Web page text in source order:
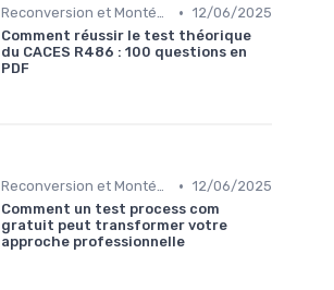
Reconversion et Montée en Compétences • 12/06/2025
Comment réussir le test théorique
du CACES R486 : 100 questions en
PDF
Reconversion et Montée en Compétences • 12/06/2025
Comment un test process com
gratuit peut transformer votre
approche professionnelle